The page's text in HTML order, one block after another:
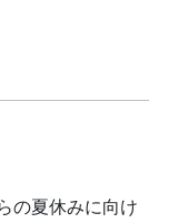
の夏休みに向け